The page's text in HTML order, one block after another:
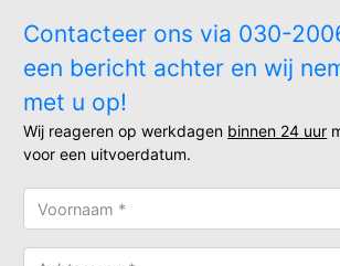
Contacteer ons via 030-
een bericht achter en wij
met u op!
Wij reageren op werkdagen binnen 24 uur
voor een uitvoerdatum.